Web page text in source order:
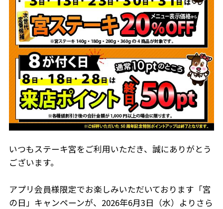
いつもステーキ宮をご利用いただき、誠にありがとう
ございます。
アプリ会員様限定でお楽しみいただいております「宮
の日」キャンペーンが、2026年6月3日（水）よりさら